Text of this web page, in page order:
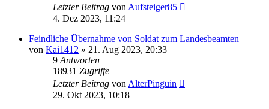
Letzter Beitrag von Aufsteiger85
4. Dez 2023, 11:24
Feindliche Übernahme von Soldat zum Landesbeamten
von Kai1412 » 21. Aug 2023, 20:33
9 Antworten
18931 Zugriffe
Letzter Beitrag von AlterPinguin
29. Okt 2023, 10:18